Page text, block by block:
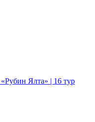
Ялта» | 16 тур